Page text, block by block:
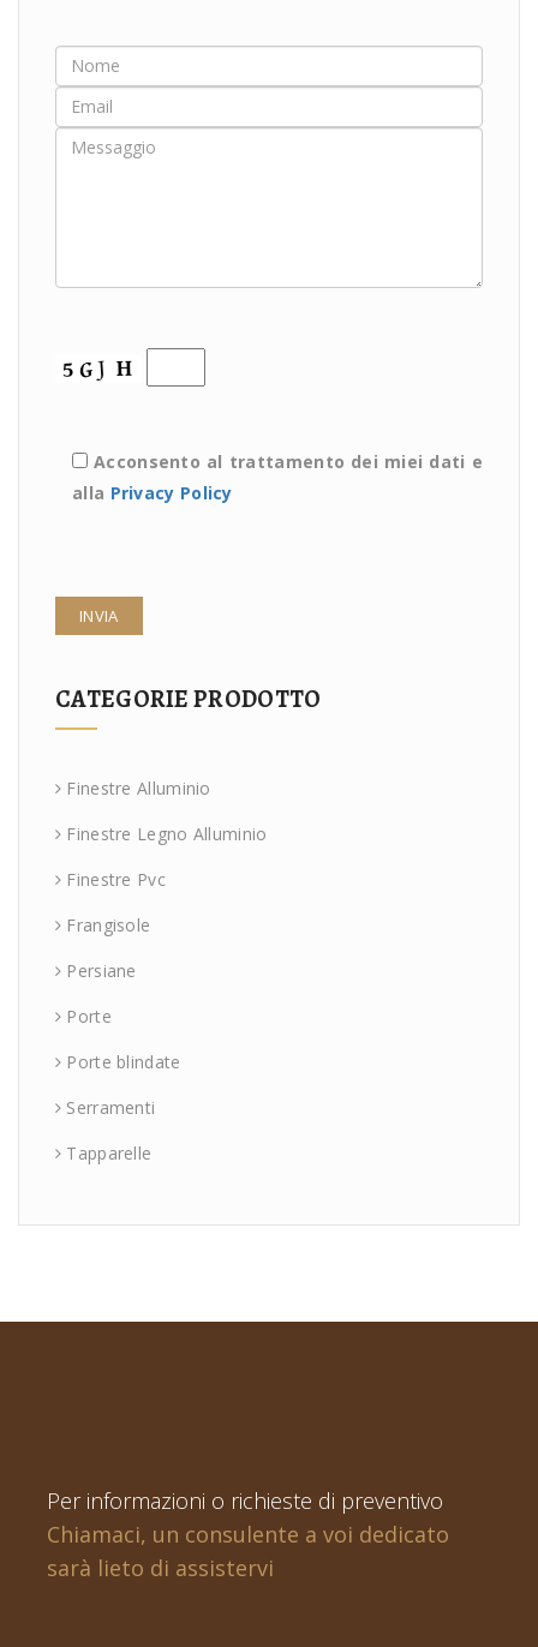
Acconsento al trattamento dei miei dati e
alla Privacy Policy
CATEGORIE PRODOTTO
Finestre Alluminio
Finestre Legno Alluminio
Finestre Pvc
Frangisole
Persiane
Porte
Porte blindate
Serramenti
Tapparelle
Per informazioni o richieste di preventivo
Chiamaci, un consulente a voi dedicato
sarà lieto di assistervi